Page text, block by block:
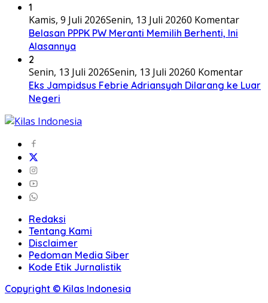
1
Kamis, 9 Juli 2026Senin, 13 Juli 20260 Komentar
Belasan PPPK PW Meranti Memilih Berhenti, Ini
Alasannya
2
Senin, 13 Juli 2026Senin, 13 Juli 20260 Komentar
Eks Jampidsus Febrie Adriansyah Dilarang ke Luar
Negeri
Redaksi
Tentang Kami
Disclaimer
Pedoman Media Siber
Kode Etik Jurnalistik
Copyright © Kilas Indonesia